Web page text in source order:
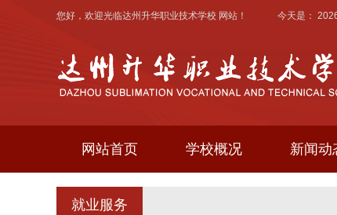
您好，欢迎光临达州升华职业技术学校 网站！ 今天是：
网站首页 学校概况 新闻动
就业服务